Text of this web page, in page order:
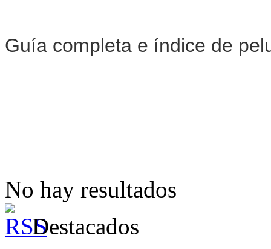
Guía completa e índice de
No hay resultados
Destacados